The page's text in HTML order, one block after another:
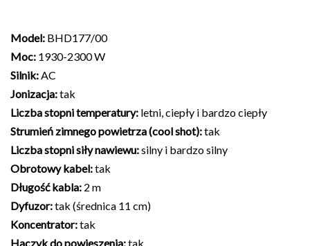
Model: BHD177/00
Moc: 1930-2300 W
Silnik:AC
Jonizacja:tak
Liczba stopni temperatury: letni, ciepły i bardzo ciepły
Strumień zimnego powietrza (cool shot):tak
Liczba stopni siły nawiewu:silny i bardzo silny
Obrotowy kabel:tak
Długość kabla: 2 m
Dyfuzor:tak (średnica 11 cm)
Koncentrator:tak
Haczyk do powieszenia:tak